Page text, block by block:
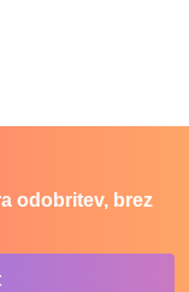
odobritev, brez